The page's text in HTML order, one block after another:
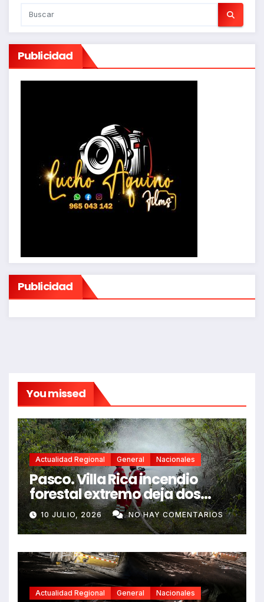
Publicidad
Publicidad
You missed
Actualidad Regional General Nacionales
Pasco. Villa Rica incendio
forestal extremo deja dos
fallecidos y heridos
10 JULIO, 2026 NO HAY COMENTARIOS
Actualidad Regional General Nacionales